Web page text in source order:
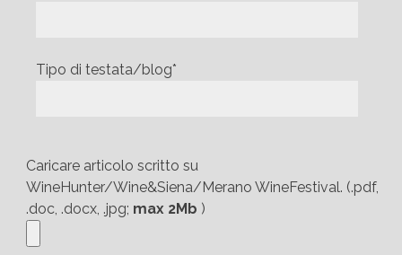
Tipo di testata/blog*
Caricare articolo scritto su
WineHunter/Wine&Siena/Merano WineFestival. (.pdf,
.doc, .docx, .jpg; max 2Mb )